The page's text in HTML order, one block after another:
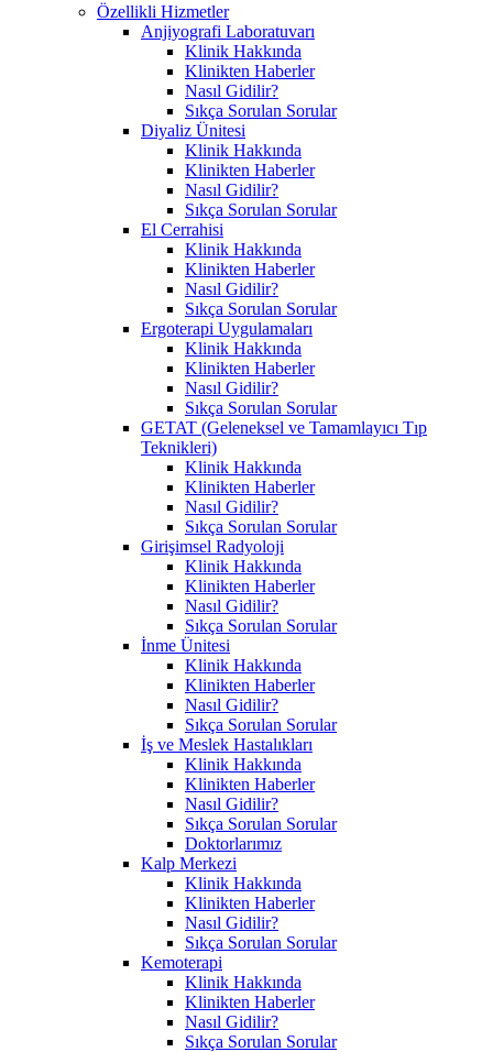
Özellikli Hizmetler
Anjiyografi Laboratuvarı
Klinik Hakkında
Klinikten Haberler
Nasıl Gidilir?
Sıkça Sorulan Sorular
Diyaliz Ünitesi
Klinik Hakkında
Klinikten Haberler
Nasıl Gidilir?
Sıkça Sorulan Sorular
El Cerrahisi
Klinik Hakkında
Klinikten Haberler
Nasıl Gidilir?
Sıkça Sorulan Sorular
Ergoterapi Uygulamaları
Klinik Hakkında
Klinikten Haberler
Nasıl Gidilir?
Sıkça Sorulan Sorular
GETAT (Geleneksel ve Tamamlayıcı Tıp
Teknikleri)
Klinik Hakkında
Klinikten Haberler
Nasıl Gidilir?
Sıkça Sorulan Sorular
Girişimsel Radyoloji
Klinik Hakkında
Klinikten Haberler
Nasıl Gidilir?
Sıkça Sorulan Sorular
İnme Ünitesi
Klinik Hakkında
Klinikten Haberler
Nasıl Gidilir?
Sıkça Sorulan Sorular
İş ve Meslek Hastalıkları
Klinik Hakkında
Klinikten Haberler
Nasıl Gidilir?
Sıkça Sorulan Sorular
Doktorlarımız
Kalp Merkezi
Klinik Hakkında
Klinikten Haberler
Nasıl Gidilir?
Sıkça Sorulan Sorular
Kemoterapi
Klinik Hakkında
Klinikten Haberler
Nasıl Gidilir?
Sıkça Sorulan Sorular